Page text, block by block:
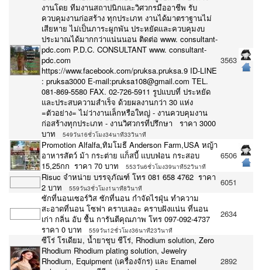
งานโดย ทีมงานสถาปนิกและวิศวกรมืออาชีพ รับ
ควบคุมงานก่อสร้าง ทุกประเภท งานได้มาตราฐานไม่
เสียหาย ไม่เป็นภาระผูกพัน ประหยัดและควบคุมงบ
ประมาณได้มากกว่าแน่นนอน ติดต่อ www. consultant-
pdc.com P.D.C. CONSULTANT www. consultant-
pdc.com
https://www.facebook.com/pruksa.pruksa.9 ID-LINE
: pruksa3000 E-mail:pruksa108@gmail.com TEL.
081-869-5580 FAX. 02-726-5911 รูปแบบที่ ประหยัด
และประสบความสำเร็จ ด้วยผลงานกว่า 30 แห่ง
=ตัวอย่าง= ไม่ว่างานเล็กหรือใหญ่ - งานควบคุมงาน
ก่อสร้างทุกประเภท - งานวิศวกรที่ปรึกษา ราคา 3000
บาท
549วัน16ชั่วโมง34นาที33วินาที
3563
Promotion Alfalfa,ทิมโมธี Anderson Farm,USA หญ้า
อาหารสัตว์ ม้า กระต่าย แก็สบี้ แบบฟ่อน กระสอบ
15,25กก ราคา 70 บาท
553วัน6ชั่วโมง39นาที52วินาที
6506
Risuc จำหน่าย บรรจุภัณฑ์ โทร 081 658 4762 ราคา
2 บาท
559วัน3ชั่วโมง1นาที8วินาที
6051
ซักที่นอนเซอร์วิส ซักที่นอน กำจัดไรฝุ่น ทำความ
สะอาดที่นอน โซฟา คราบเลอะ คราบฝังแน่น‎ ที่นอน
เก่า กลิ่น อับ ชื้น การันตีคุณภาพ โทร 097-092-4737
ราคา 0 บาท
559วัน12ชั่วโมง36นาที23วินาที
2634
ซีโร่ โรเดียม, น้ำยาชุบ ชีโร่, Rhodium solution, Zero
Rhodium Rhodium plating solution, Jewelry
Rhodium, Equipment (เครื่องจักร) และ Enamel
2892